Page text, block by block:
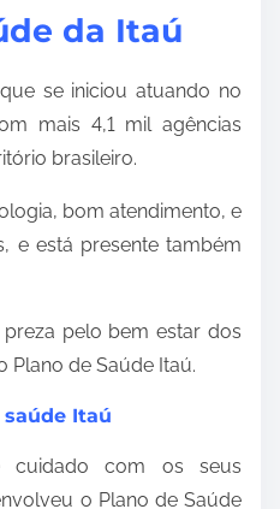
da Itaú
se iniciou atuando no
mais 4,1 mil agências
brasileiro.
bom atendimento, e
e está presente também
pelo bem estar dos
Plano de Saúde Itaú.
saúde Itaú
cuidado com os seus
o Plano de Saúde